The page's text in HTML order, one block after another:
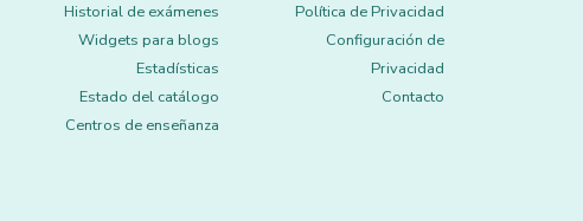
Historial de exámenes
Widgets para blogs
Estadísticas
Estado del catálogo
Centros de enseñanza
Política de Privacidad
Configuración de
Privacidad
Contacto